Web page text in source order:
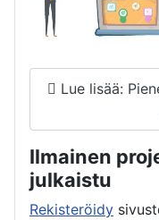
Lue lisää:
Ilmainen
julkaistu
Rekisteröidy